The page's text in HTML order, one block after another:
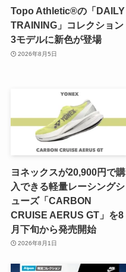
Topo Athletic®の「DAILY
TRAINING」コレクション
3モデルに新色が登場
2026年8月5日
ヨネックスが20,900円で購
入できる軽量レーシングシ
ューズ「CARBON
CRUISE AERUS GT」を8
月下旬から発売開始
2026年8月1日